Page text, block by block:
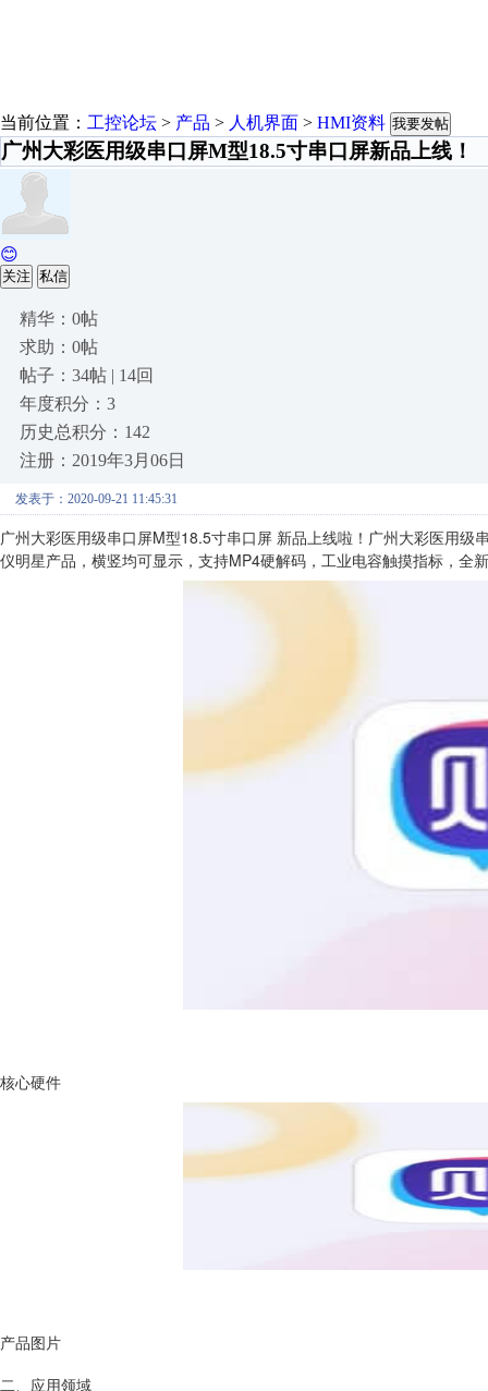
当前位置： 工控论坛 > 产品 > 人机界面 > HMI资料 我要发帖
广州大彩医用级串口屏M型18.5寸串口屏新品上线！
😊
关注 私信
精华：0帖
求助：0帖
帖子：34帖 | 14回
年度积分：3
历史总积分：142
注册：2019年3月06日
发表于：2020-09-21 11:45:31
广州大彩医用级串口屏M型18.5寸串口屏 新品上线啦！广州大彩医用
仪明星产品，横竖均可显示，支持MP4硬解码，工业电容触摸指标，全
核心硬件
产品图片
二、应用领域